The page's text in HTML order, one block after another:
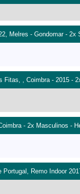
Melres - Gondomar -
Fitas, , Coimbra - 2015 -
- 2x Masculinos -
Portugal, Remo Indoor